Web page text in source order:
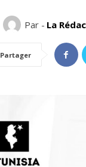
Par - La
Partager